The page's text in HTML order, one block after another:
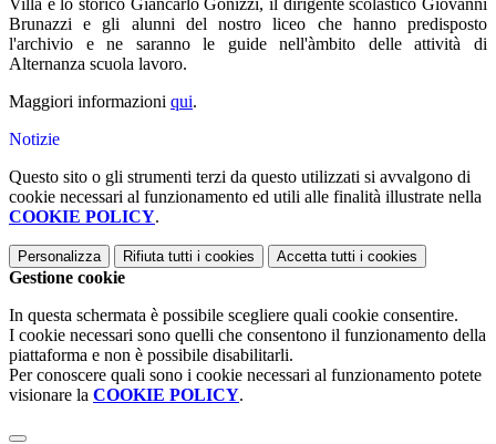
Villa e lo storico Giancarlo Gonizzi, il dirigente scolastico Giovanni
Brunazzi e gli alunni del nostro liceo che hanno predisposto
l'archivio e ne saranno le guide nell'àmbito delle attività di
Alternanza scuola lavoro.
Maggiori informazioni qui.
Notizie
Questo sito o gli strumenti terzi da questo utilizzati si avvalgono di
cookie necessari al funzionamento ed utili alle finalità illustrate nella
COOKIE POLICY.
Personalizza Rifiuta tutti i cookies Accetta tutti i cookies
Gestione cookie
In questa schermata è possibile scegliere quali cookie consentire.
I cookie necessari sono quelli che consentono il funzionamento della
piattaforma e non è possibile disabilitarli.
Per conoscere quali sono i cookie necessari al funzionamento potete
visionare la COOKIE POLICY.